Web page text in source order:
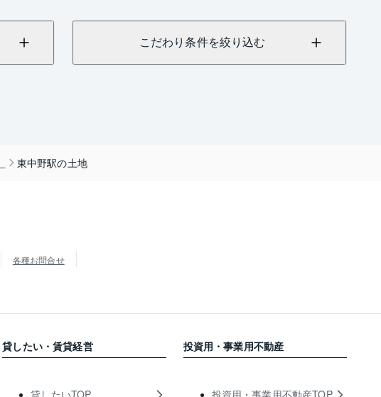
こだわり条件を絞り込む
東中野駅の土地
各種お問合せ
貸したい・賃貸経営 投資用・事業用不動産